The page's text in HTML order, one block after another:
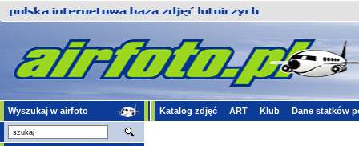
Wyszukaj w airfoto Katalog zdjęć ART Klub Dane statków